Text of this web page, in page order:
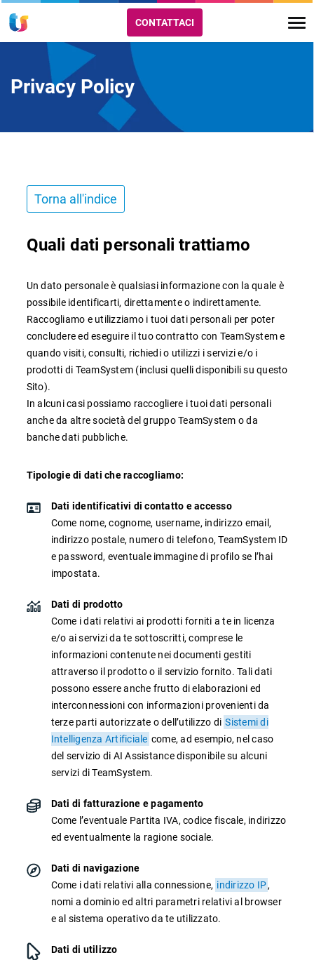
CRM
Email Marketing
Fatturazione
Financial Solutions
TeamSystem Corporate
TeamSystem Store
CONTATTACI
Privacy Policy
Torna all'indice
Quali dati personali trattiamo
Un dato personale è qualsiasi informazione con la quale è
possibile identificarti, direttamente o indirettamente.
Raccogliamo e utilizziamo i tuoi dati personali per poter
concludere ed eseguire il tuo contratto con TeamSystem e
quando visiti, consulti, richiedi o utilizzi i servizi e/o i
prodotti di TeamSystem (inclusi quelli disponibili su questo
Sito).
In alcuni casi possiamo raccogliere i tuoi dati personali
anche da altre società del gruppo TeamSystem o da
banche dati pubbliche.
Tipologie di dati che raccogliamo:
Dati identificativi di contatto e accesso
Come nome, cognome, username, indirizzo email,
indirizzo postale, numero di telefono, TeamSystem ID
e password, eventuale immagine di profilo se l’hai
impostata.
Dati di prodotto
Come i dati relativi ai prodotti forniti a te in licenza
e/o ai servizi da te sottoscritti, comprese le
informazioni contenute nei documenti gestiti
attraverso il prodotto o il servizio fornito. Tali dati
possono essere anche frutto di elaborazioni ed
interconnessioni con informazioni provenienti da
terze parti autorizzate o dell’utilizzo di Sistemi di
Intelligenza Artificiale come, ad esempio, nel caso
del servizio di AI Assistance disponibile su alcuni
servizi di TeamSystem.
Dati di fatturazione e pagamento
Come l’eventuale Partita IVA, codice fiscale, indirizzo
ed eventualmente la ragione sociale.
Dati di navigazione
Come i dati relativi alla connessione, indirizzo IP,
nomi a dominio ed altri parametri relativi al browser
e al sistema operativo da te utilizzato.
Dati di utilizzo